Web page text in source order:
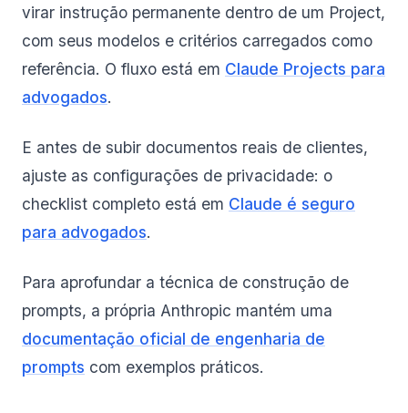
virar instrução permanente dentro de um Project,
com seus modelos e critérios carregados como
referência. O fluxo está em Claude Projects para
advogados.
E antes de subir documentos reais de clientes,
ajuste as configurações de privacidade: o
checklist completo está em Claude é seguro
para advogados.
Para aprofundar a técnica de construção de
prompts, a própria Anthropic mantém uma
documentação oficial de engenharia de
prompts com exemplos práticos.